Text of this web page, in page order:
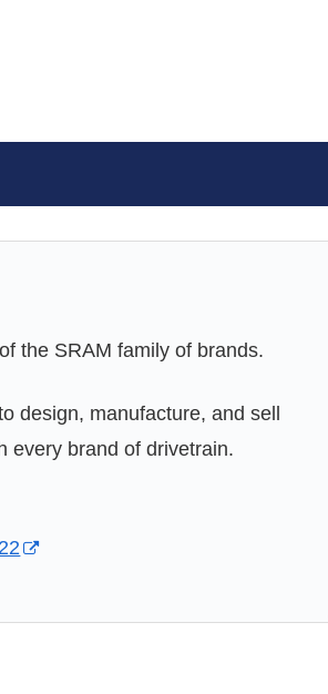
the SRAM family of brands.
design, manufacture, and sell
every brand of drivetrain.